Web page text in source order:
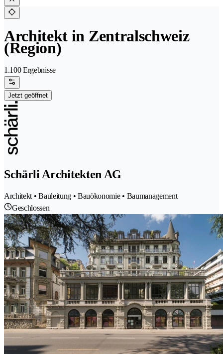
Architekt in Zentralschweiz
(Region)
1.100 Ergebnisse
Jetzt geöffnet
Schärli Architekten AG
Architekt • Bauleitung • Bauökonomie • Baumanagement
Geschlossen